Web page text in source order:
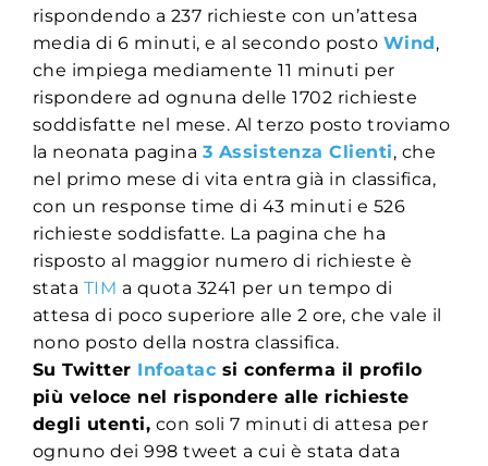
rispondendo a 237 richieste con un’attesa
media di 6 minuti, e al secondo posto Wind,
che impiega mediamente 11 minuti per
rispondere ad ognuna delle 1702 richieste
soddisfatte nel mese. Al terzo posto troviamo
la neonata pagina 3 Assistenza Clienti, che
nel primo mese di vita entra già in classifica,
con un response time di 43 minuti e 526
richieste soddisfatte. La pagina che ha
risposto al maggior numero di richieste è
stata TIM a quota 3241 per un tempo di
attesa di poco superiore alle 2 ore, che vale il
nono posto della nostra classifica.
Su Twitter Infoatac si conferma il profilo
più veloce nel rispondere alle richieste
degli utenti, con soli 7 minuti di attesa per
ognuno dei 998 tweet a cui è stata data